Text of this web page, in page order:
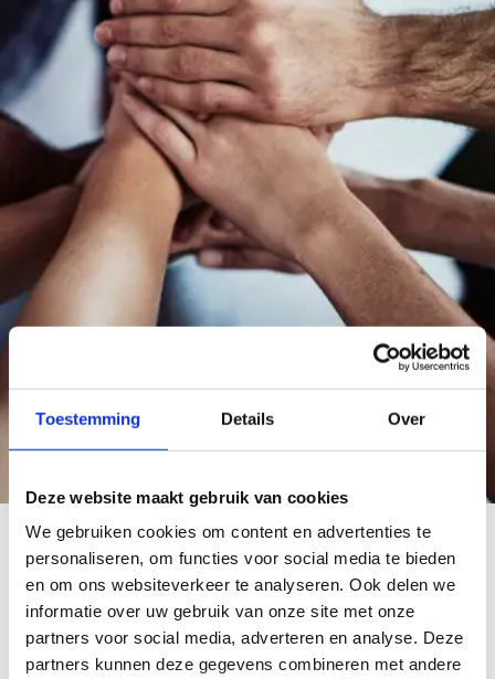
Toestemming Details Over
Deze website maakt gebruik van cookies
We gebruiken cookies om content en advertenties te
personaliseren, om functies voor social media te bieden
en om ons websiteverkeer te analyseren. Ook delen we
informatie over uw gebruik van onze site met onze
partners voor social media, adverteren en analyse. Deze
partners kunnen deze gegevens combineren met andere
Situering
Programma
Schrijf je in
Locatie